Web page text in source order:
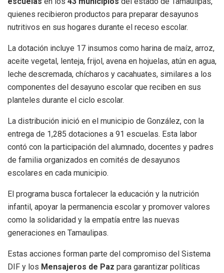
quienes recibieron productos para preparar desayunos
nutritivos en sus hogares durante el receso escolar.
La dotación incluye 17 insumos como harina de maíz, arroz,
aceite vegetal, lenteja, frijol, avena en hojuelas, atún en agua,
leche descremada, chícharos y cacahuates, similares a los
componentes del desayuno escolar que reciben en sus
planteles durante el ciclo escolar.
La distribución inició en el municipio de González, con la
entrega de 1,285 dotaciones a 91 escuelas. Esta labor
contó con la participación del alumnado, docentes y padres
de familia organizados en comités de desayunos
escolares en cada municipio.
El programa busca fortalecer la educación y la nutrición
infantil, apoyar la permanencia escolar y promover valores
como la solidaridad y la empatía entre las nuevas
generaciones en Tamaulipas.
Estas acciones forman parte del compromiso del Sistema
DIF y los Mensajeros de Paz para garantizar políticas